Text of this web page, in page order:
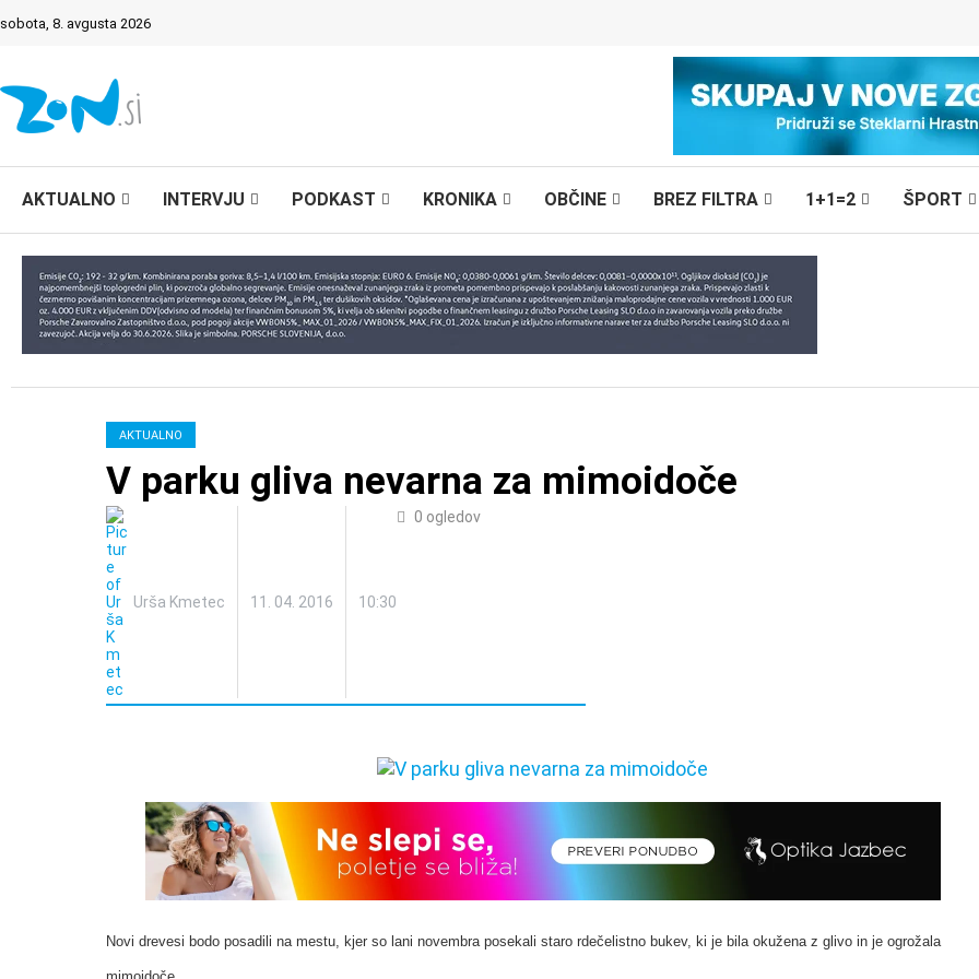
sobota, 8. avgusta 2026
AKTUALNO INTERVJU PODKAST KRONIKA OBČINE BREZ FILTRA 1+1=2 ŠPORT
AKTUALNO
V parku gliva nevarna za mimoidoče
Urša Kmetec 11. 04. 2016 10:30
0 ogledov
Novi drevesi bodo posadili na mestu, kjer so lani novembra posekali staro rdečelistno bukev, ki je bila okužena z glivo in je ogrožala